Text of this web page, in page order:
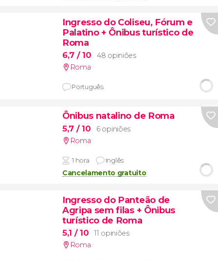
Ingresso do Coliseu, Fórum e
Palatino + Ônibus turístico de
Roma
6,7 / 10
48 opiniões
Roma
Português
Ônibus natalino de Roma
5,7 / 10
6 opiniões
Roma
1 hora Inglês
Cancelamento gratuito
Ingresso do Panteão de
Agripa sem filas + Ônibus
turístico de Roma
5,1 / 10
11 opiniões
Roma